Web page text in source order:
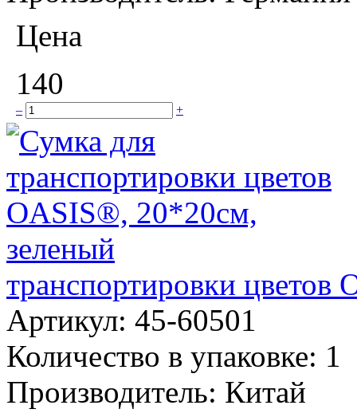
Цена
140
– +
транспортировки
Артикул: 45-60501
Количество в упаковке: 1
Производитель: Китай